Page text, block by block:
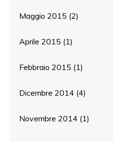
Maggio 2015 (2)
Aprile 2015 (1)
Febbraio 2015 (1)
Dicembre 2014 (4)
Novembre 2014 (1)